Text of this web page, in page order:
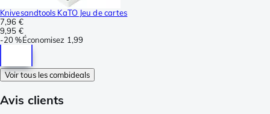
Knivesandtools KaTO Jeu de cartes
7,96 €
9,95 €
-20 %Économisez 1,99
Voir tous les combideals
Avis clients